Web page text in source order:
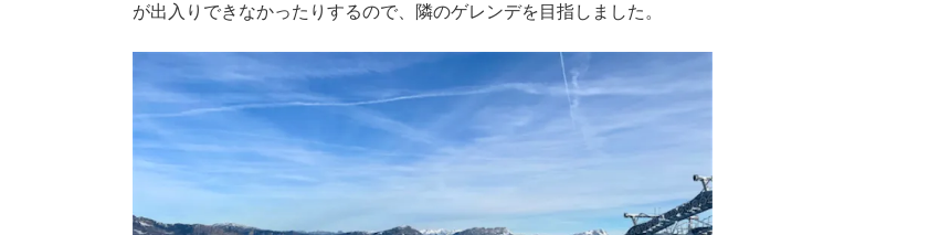
が出入りできなかったりするので、隣のゲレンデを目指しました。